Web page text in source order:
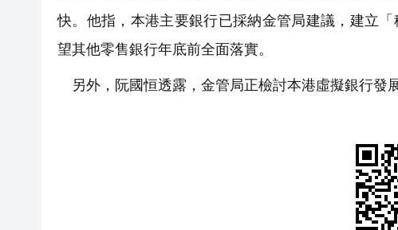
快。他指，本港主要銀行已採納金管局建議，建立
望其他零售銀行年底前全面落實。
另外，阮國恒透露，金管局正檢討本港虛擬銀行發